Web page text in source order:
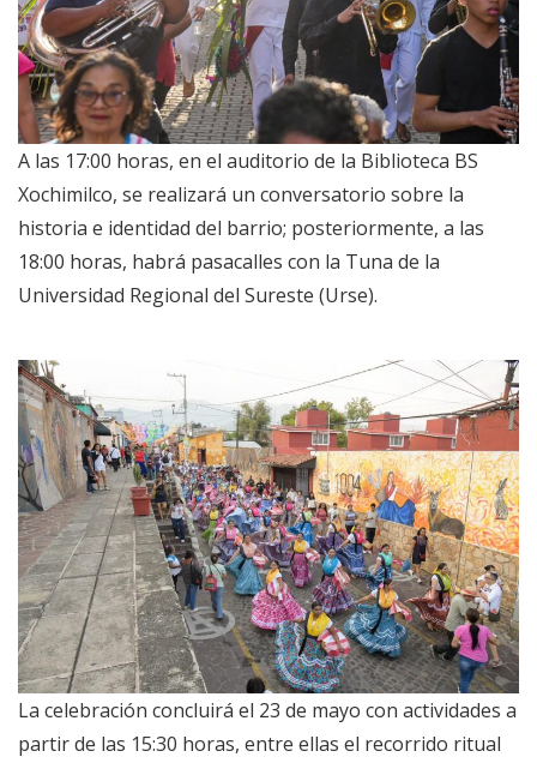
A las 17:00 horas, en el auditorio de la Biblioteca BS
Xochimilco, se realizará un conversatorio sobre la
historia e identidad del barrio; posteriormente, a las
18:00 horas, habrá pasacalles con la Tuna de la
Universidad Regional del Sureste (Urse).
La celebración concluirá el 23 de mayo con actividades a
partir de las 15:30 horas, entre ellas el recorrido ritual